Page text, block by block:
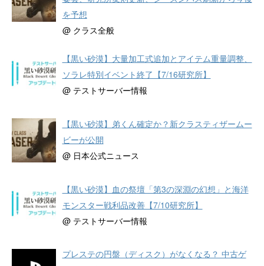
を予想
@ クラス全般
【黒い砂漠】大量加工式追加とアイテム重量調整、
ソラレ特別イベント終了【7/16研究所】
@ テストサーバー情報
【黒い砂漠】弟くん確定か？新クラスティザームー
ビーが公開
@ 日本公式ニュース
【黒い砂漠】血の祭壇「第3の深淵の幻想」と海洋
モンスター戦利品改善【7/10研究所】
@ テストサーバー情報
プレステの円盤（ディスク）がなくなる？ 中古ゲ